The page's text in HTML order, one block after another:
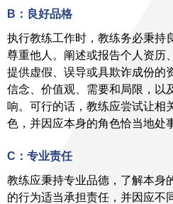
B：良好品格
执行教练工作时，教练务必秉持
尊重他人。阐述或报告个人资历
提供虚假、误导或具欺诈成份的
信念、价值观、需要和局限，以
响。可行的话，教练应尝试让相
色，并因应本身的角色恰当地处
C：专业责任
教练应秉持专业品德，了解本身
的行为适当承担责任，并因应不